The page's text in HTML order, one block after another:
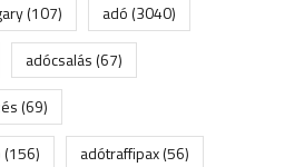
(107) adó(3040)
adócsalás(67)
(69)
(156) adótraffipax(56)